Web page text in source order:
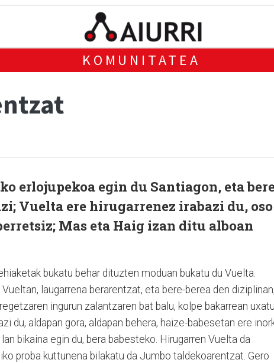
KOMUNITATEA
erlojupekoa egin du Santiagon, eta
Vuelta ere hirugarrenez irabazi du, oso
Mas eta Haig izan ditu alboan
bukatu behar dituzten moduan bukatu du Vuelta.
laugarrena berarentzat, eta bere-berea den diziplinan,
ingurun zalantzaren bat balu, kolpe bakarrean uxatu
du, aldapan gora, aldapan behera, haize-babesetan ere
bikaina egin du, bera babesteko. Hirugarren Vuelta da
proba kuttunena bilakatu da Jumbo taldekoarentzat. Gero